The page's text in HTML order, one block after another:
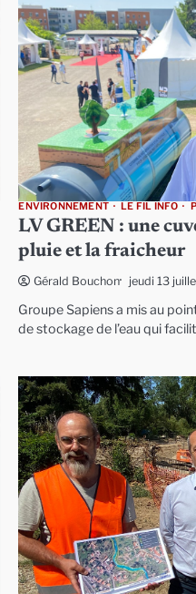
ENVIRONNEMENT LE FIL INFO
LV GREEN : une
pluie et la fraicheur
Gérald Bouchon jeudi 13
Groupe Sapiens a mis au
de stockage de l’eau qui